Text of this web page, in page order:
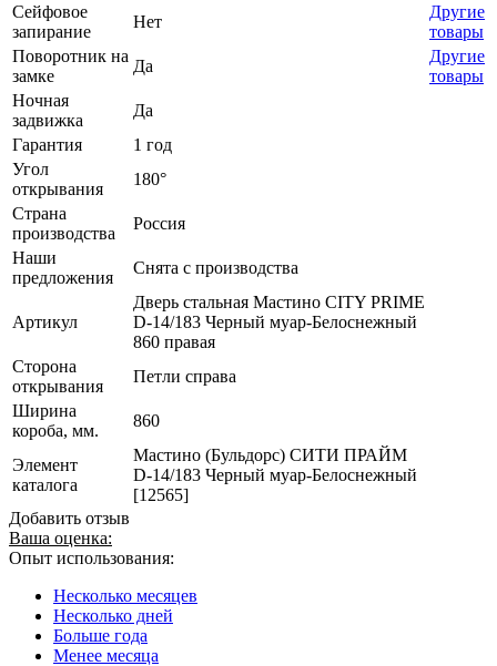
Сейфовое
запирание
Нет
Другие
товары
Поворотник на
замке
Да
Другие
товары
Ночная
задвижка
Да
Гарантия
1 год
Угол
открывания
180°
Страна
производства
Россия
Наши
предложения
Снята с производства
Артикул
Дверь стальная Мастино CITY PRIME
D-14/183 Черный муар-Белоснежный
860 правая
Сторона
открывания
Петли справа
Ширина
короба, мм.
860
Элемент
каталога
Мастино (Бульдорс) СИТИ ПРАЙМ
D-14/183 Черный муар-Белоснежный
[12565]
Добавить отзыв
Ваша оценка:
Опыт использования:
Несколько месяцев
Несколько дней
Больше года
Менее месяца